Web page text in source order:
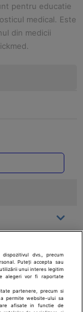
pentru educatie
medical. Este
din medicii
dvs., precum
Puteți accepta sau
unui interes legitim
alegeri vor fi raportate
partenere, precum si
permite website-ului sa
afisate in functie de